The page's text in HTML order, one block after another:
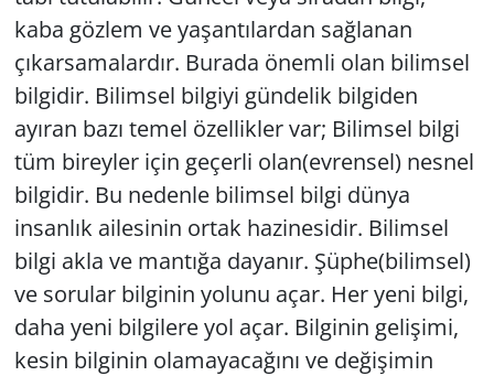
kaba gözlem ve yaşantılardan sağlanan
çıkarsamalardır. Burada önemli olan bilimsel
bilgidir. Bilimsel bilgiyi gündelik bilgiden
ayıran bazı temel özellikler var; Bilimsel bilgi
tüm bireyler için geçerli olan(evrensel) nesnel
bilgidir. Bu nedenle bilimsel bilgi dünya
insanlık ailesinin ortak hazinesidir. Bilimsel
bilgi akla ve mantığa dayanır. Şüphe(bilimsel)
ve sorular bilginin yolunu açar. Her yeni bilgi,
daha yeni bilgilere yol açar. Bilginin gelişimi,
kesin bilginin olamayacağını ve değişimin
MAGAZİN
POLİTİKA
RESMİ İLANLAR
SAĞLIK
SİYASET
SPOR